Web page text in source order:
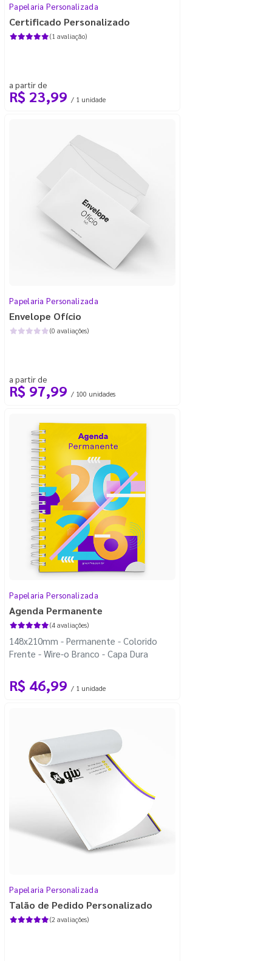
Papelaria Personalizada
Certificado Personalizado
(1 avaliação)
a partir de
R$ 23,99 / 1 unidade
Papelaria Personalizada
Envelope Ofício
(0 avaliações)
a partir de
R$ 97,99 / 100 unidades
Papelaria Personalizada
Agenda Permanente
(4 avaliações)
148x210mm - Permanente - Colorido
Frente - Wire-o Branco - Capa Dura
R$ 46,99 / 1 unidade
Papelaria Personalizada
Talão de Pedido Personalizado
(2 avaliações)